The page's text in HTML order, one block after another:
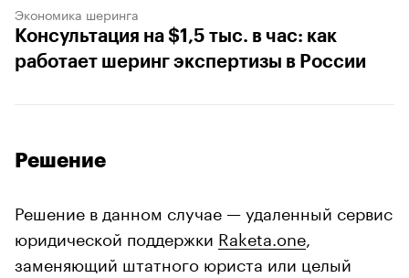
Экономика шеринга
Консультация на $1,5 тыс. в час: как
работает шеринг экспертизы в России
Решение
Решение в данном случае — удаленный сервис
юридической поддержки Raketa.one
заменяющий штатного юриста или целый